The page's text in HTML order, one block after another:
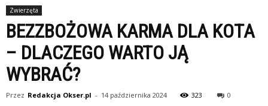
Zwierzęta
BEZZBOŻOWA KARMA DLA KOTA
– DLACZEGO WARTO JĄ
WYBRAĆ?
Przez Redakcja Okser.pl - 14 października 2024 323 0